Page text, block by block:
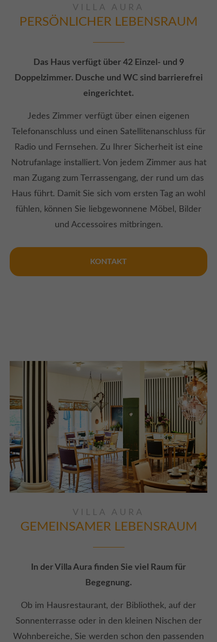
VILLA AURA
PERSÖNLICHER LEBENSRAUM
Das Haus verfügt über 42 Einzel- und 9
Doppelzimmer. Dusche und WC sind barrierefrei
eingerichtet.
Jedes Zimmer verfügt über einen eigenen
Telefonanschluss und einen Satellitenanschluss für
Radio und Fernsehen. Zu Ihrer Sicherheit ist eine
Notrufanlage installiert. Von jedem Zimmer aus hat
man Zugang zum Terrassengang, der rund um das
Haus führt. Damit Sie sich vom ersten Tag an wohl
fühlen, können Sie liebgewonnene Möbel, Bilder
und Accessoires mitbringen.
KONTAKT
VILLA AURA
GEMEINSAMER LEBENSRAUM
In der Villa Aura finden Sie viel Raum für
Begegnung.
Ob im Hausrestaurant, der Bibliothek, auf der
Sonnenterrasse oder in den kleinen Nischen der
Wohnbereiche, Sie werden schon den passenden